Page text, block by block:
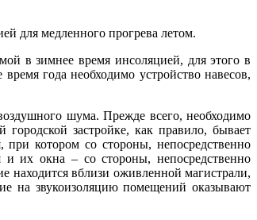
для медленного прогрева летом.
в зимнее время инсоляцией, для этого в
года необходимо устройство навесов,
шума. Прежде всего, необходимо
застройке, как правило, бывает
котором со стороны, непосредственно
их окна – со стороны, непосредственно
находится вблизи оживленной магистрали,
на звукоизоляцию помещений оказывают